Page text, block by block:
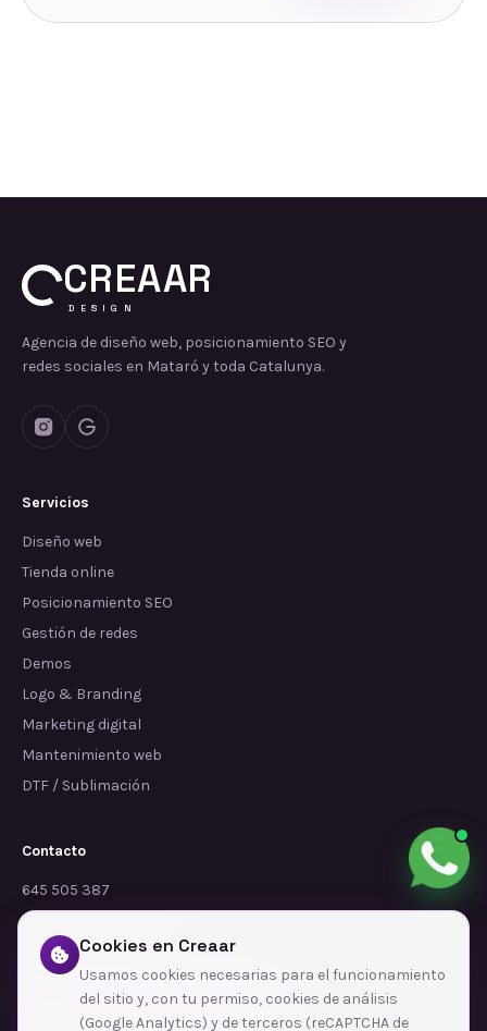
CREAAR
DESIGN
Agencia de diseño web, posicionamiento SEO y
redes sociales en Mataró y toda Catalunya.
Servicios
Diseño web
Tienda online
Posicionamiento SEO
Gestión de redes
Demos
Logo & Branding
Marketing digital
Mantenimiento web
DTF / Sublimación
Contacto
645 505 387
info@dependalium.com
Mataró (Barcelona)
Déjanos tu reseña en Google
Cookies en Creaar
Usamos cookies necesarias para el funcionamiento
del sitio y, con tu permiso, cookies de análisis
(Google Analytics) y de terceros (reCAPTCHA de